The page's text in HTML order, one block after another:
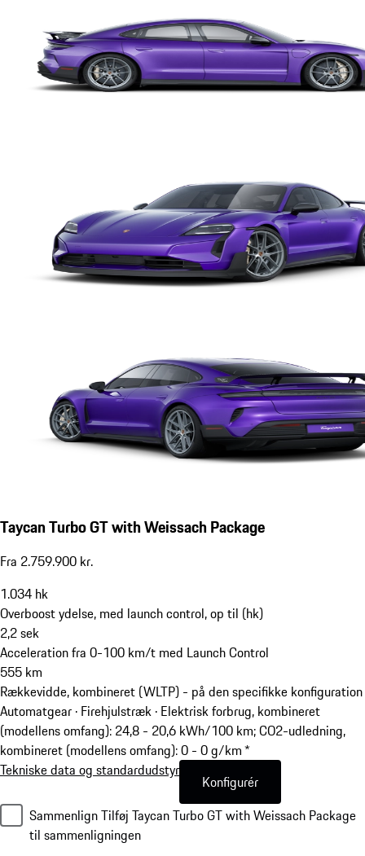
Taycan Turbo GT with Weissach Package
Fra 2.759.900 kr.
1.034 hk
Overboost ydelse, med launch control, op til (hk)
2,2sek
Acceleration fra 0-100 km/t med Launch Control
555 km
Rækkevidde, kombineret (WLTP) - på den specifikke konfiguration
Automatgear · Firehjulstræk · Elektrisk forbrug, kombineret
(modellens omfang): 24,8 - 20,6 kWh/100 km; CO2-udledning,
kombineret (modellens omfang): 0 - 0 g/km *
Tekniske data og standardudstyr
Konfigurér
SammenlignTilføj Taycan Turbo GT with Weissach Package
til sammenligningen